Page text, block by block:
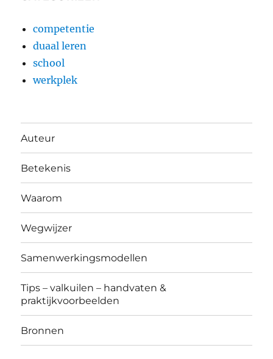
competentie
duaal leren
school
werkplek
Auteur
Betekenis
Waarom
Wegwijzer
Samenwerkingsmodellen
Tips – valkuilen – handvaten &
praktijkvoorbeelden
Bronnen